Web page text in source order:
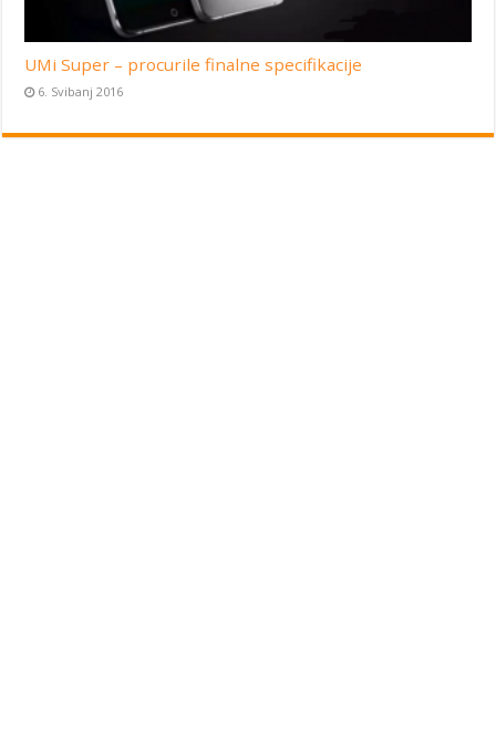
UMi Super – procurile finalne specifikacije
6. Svibanj 2016